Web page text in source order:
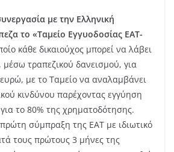
με την Ελληνική
το «Ταμείο Εγγυοδοσίας ΕΑΤ-
κάθε δικαιούχος μπορεί να λάβει
μέσω τραπεζικού δανεισμού, για
με το Ταμείο να αναλαμβάνει
κινδύνου παρέχοντας εγγύηση
το 80% της χρηματοδότησης.
πρώτη σύμπραξη της ΕΑΤ με ιδιωτικό
τους πρώτους 3 μήνες της